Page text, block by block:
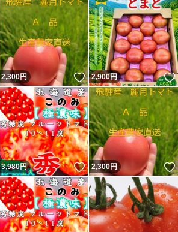
いね！
2,300円 いいね！
2,900円
いね！
3,980円 いいね！
2,300円